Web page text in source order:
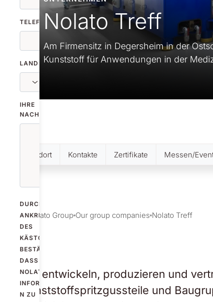
TELEFONNUMMER
INDUSTRIEZWEIG
LAND
IHRE
NACHRICHT
DURCH
ANKREUZEN
DES
KÄSTCHENS
BESTÄTIGE ICH,
DASS ICH
NOLATOS
INFORMATIONE
N ZU
Nolato Treff
Am Firmensitz in Degersheim in der
Kunststoff für Anwendungen in der
Standort Kontakte Zertifikate Messen/
Nolato Group Our group companies Nolato Treff
Wir entwickeln, produzieren und
Kunststoffspritzgussteile und